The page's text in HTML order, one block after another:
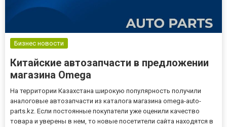
Бизнес новости
Китайские автозапчасти в предложении
магазина Omega
На территории Казахстана широкую популярность получили
аналоговые автозапчасти из каталога магазина omega-auto-
parts.kz. Если постоянные покупатели уже оценили качество
товара и уверены в нем, то новые посетители сайта находятся в